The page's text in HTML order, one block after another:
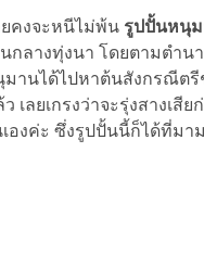
คงจะหนีไม่พ้น รูปปั้นหนุ
กลางทุ่งนา โดยตามตำน
านได้ไปหาต้นสังกรณีตรี
เลยเกรงว่าจะรุ่งสางเสี
องค่ะ ซึ่งรูปปั้นนี้ก็ได้ที่มา